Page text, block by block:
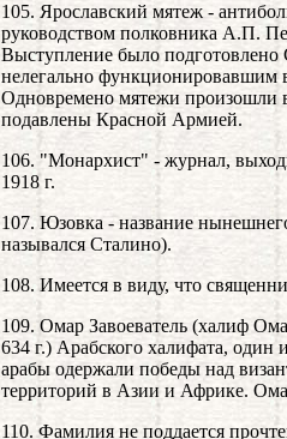
105. Ярославский мятеж -
руководством полковника А.П.
Выступление было
нелегально функционировавшим
Одновремено мятежи
подавлены Красной Армией.
106. "Монархист" - журнал,
1918 г.
107. Юзовка - название
назывался Сталино).
108. Имеется в виду, что
109. Омар Завоеватель (халиф
634 г.) Арабского халифата,
арабы одержали победы над
территорий в Азии и Африке.
110. Фамилия не поддается